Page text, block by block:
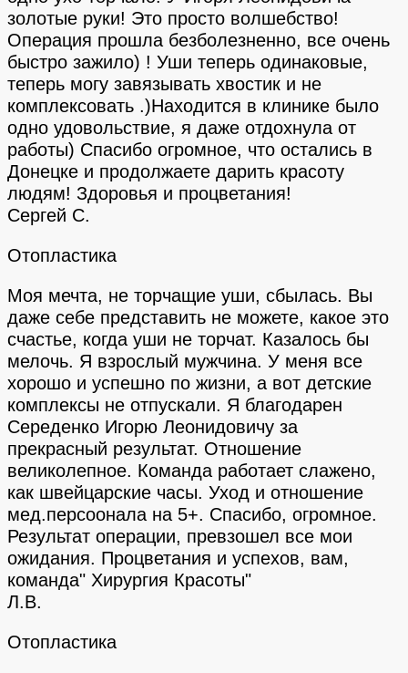
золотые руки! Это просто волшебство!
Операция прошла безболезненно, все очень
быстро зажило) ! Уши теперь одинаковые,
теперь могу завязывать хвостик и не
комплексовать .)Находится в клинике было
одно удовольствие, я даже отдохнула от
работы) Спасибо огромное, что остались в
Донецке и продолжаете дарить красоту
людям! Здоровья и процветания!
Сергей С.
Отопластика
Моя мечта, не торчащие уши, сбылась. Вы
даже себе представить не можете, какое это
счастье, когда уши не торчат. Казалось бы
мелочь. Я взрослый мужчина. У меня все
хорошо и успешно по жизни, а вот детские
комплексы не отпускали. Я благодарен
Середенко Игорю Леонидовичу за
прекрасный результат. Отношение
великолепное. Команда работает слажено,
как швейцарские часы. Уход и отношение
мед.персоонала на 5+. Спасибо, огромное.
Результат операции, превзошел все мои
ожидания. Процветания и успехов, вам,
команда" Хирургия Красоты"
Л.В.
Отопластика